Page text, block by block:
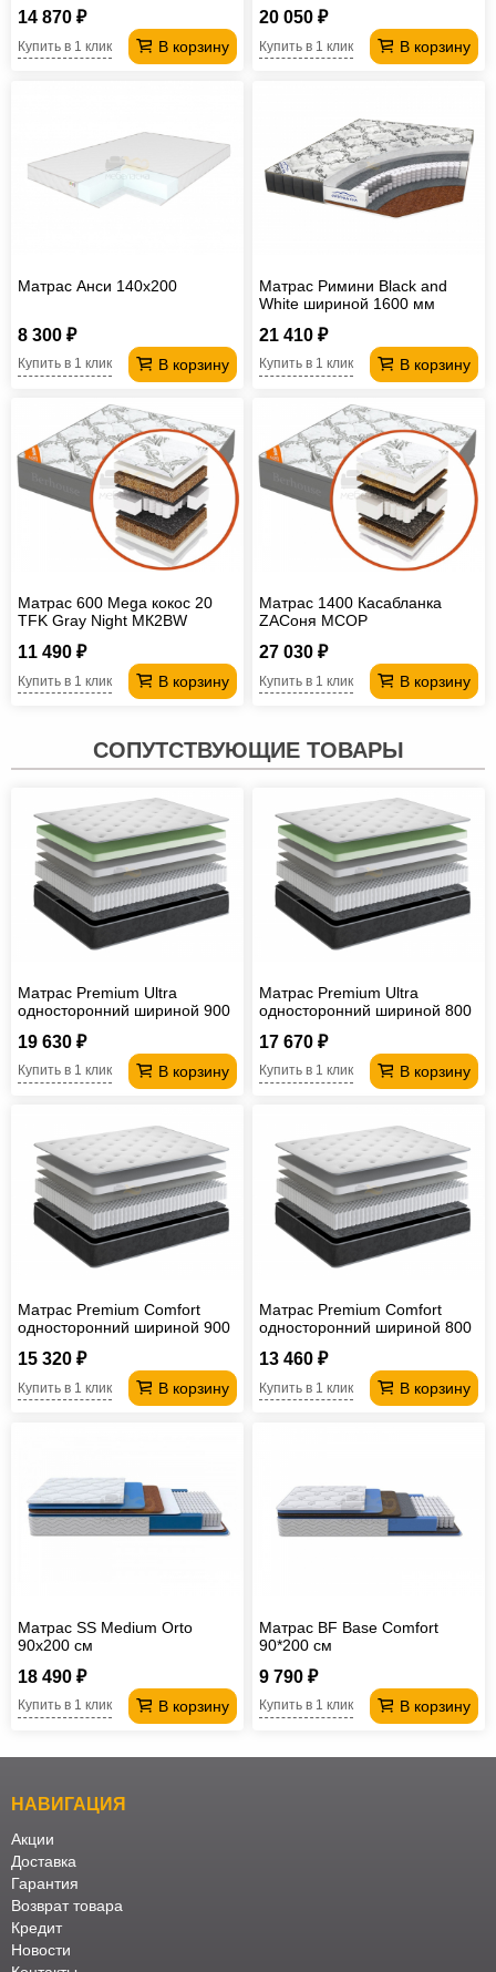
14 870 ₽
В корзину
Купить в 1 клик
20 050 ₽
В корзину
Купить в 1 клик
Матрас Анси 140х200
8 300 ₽
В корзину
Купить в 1 клик
Матрас Римини Black and
White шириной 1600 мм
21 410 ₽
В корзину
Купить в 1 клик
Матрас 600 Mega кокос 20
TFK Gray Night МК2BW
11 490 ₽
В корзину
Купить в 1 клик
Матрас 1400 Касабланка
ZAСоня МСОР
27 030 ₽
В корзину
Купить в 1 клик
СОПУТСТВУЮЩИЕ ТОВАРЫ
Матрас Premium Ultra
односторонний шириной 900
19 630 ₽
В корзину
Купить в 1 клик
Матрас Premium Ultra
односторонний шириной 800
17 670 ₽
В корзину
Купить в 1 клик
Матрас Premium Comfort
односторонний шириной 900
15 320 ₽
В корзину
Купить в 1 клик
Матрас Premium Comfort
односторонний шириной 800
13 460 ₽
В корзину
Купить в 1 клик
Матрас SS Medium Orto
90х200 см
18 490 ₽
В корзину
Купить в 1 клик
Матрас BF Base Comfort
90*200 см
9 790 ₽
В корзину
Купить в 1 клик
НАВИГАЦИЯ
Акции
Доставка
Гарантия
Возврат товара
Кредит
Новости